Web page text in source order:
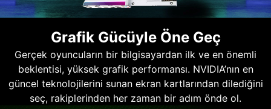
Grafik Gücüyle Öne Geç
Gerçek oyuncuların bir bilgisayardan ilk ve en önemli
beklentisi, yüksek grafik performansı. NVIDIA’nın en
güncel teknolojilerini sunan ekran kartlarından dilediğini
seç, rakiplerinden her zaman bir adım önde ol.